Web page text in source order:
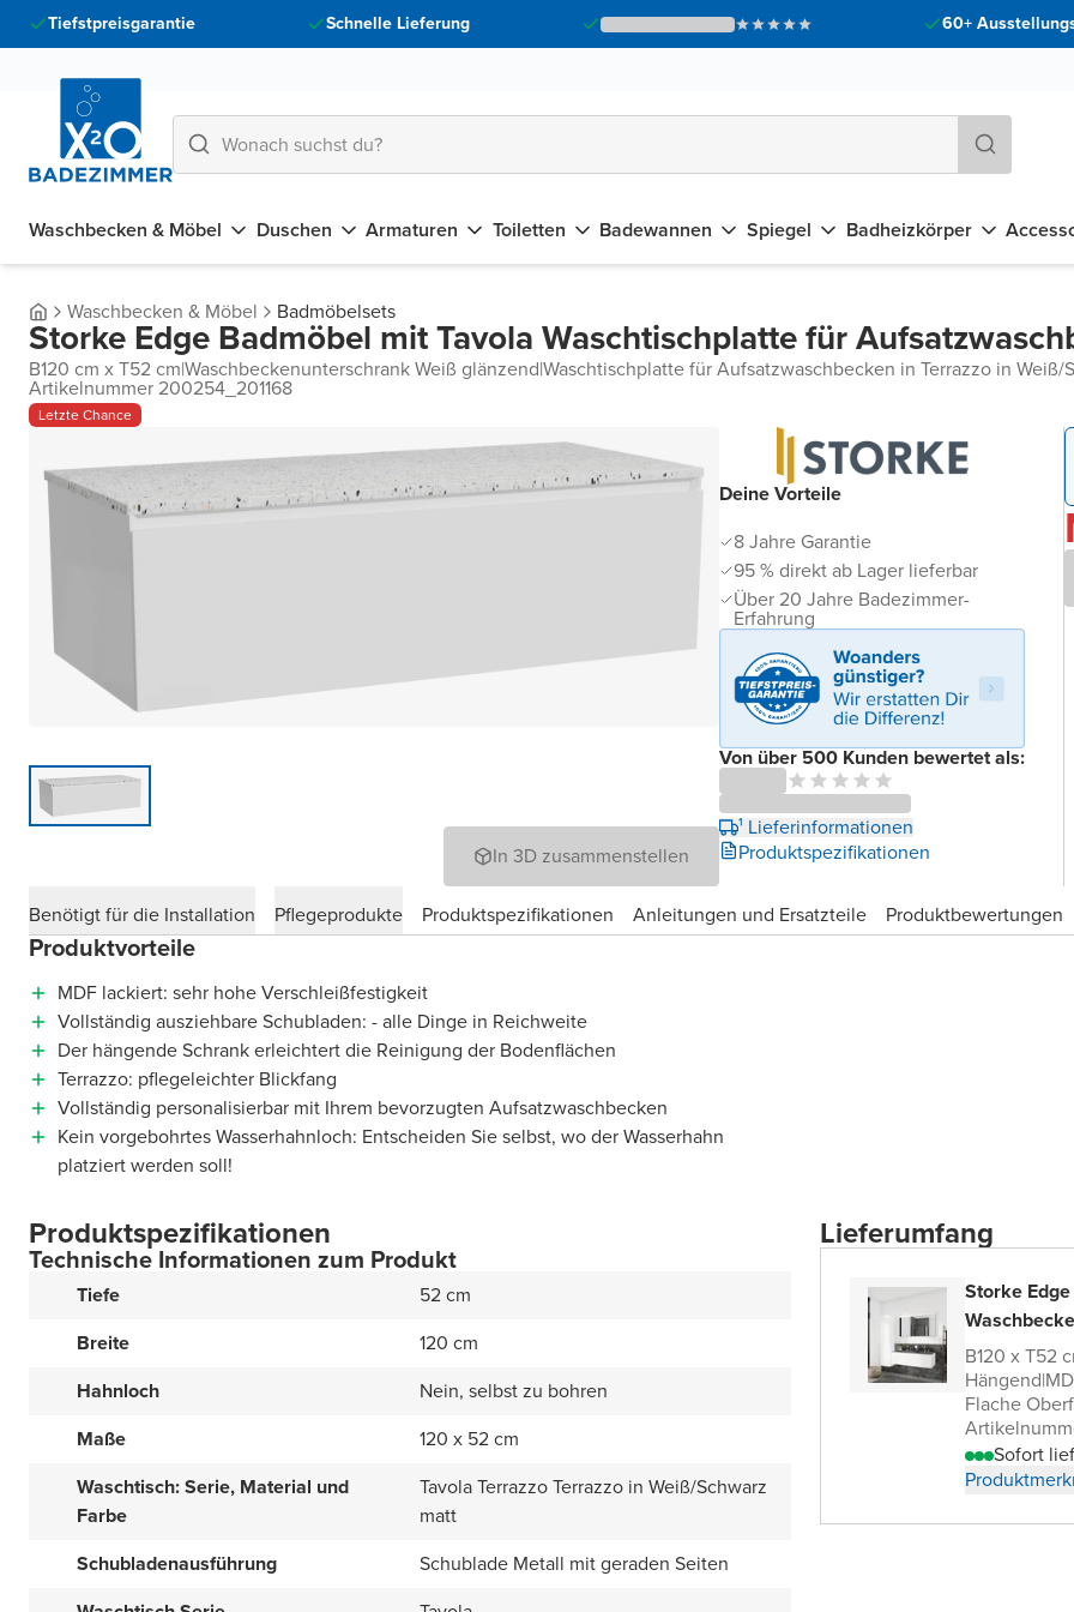
Tiefstpreisgarantie Schnelle Lieferung 60+
Waschbecken & Möbel Duschen Armaturen Toiletten Badewannen Spiegel Badheizkörper
Waschbecken & Möbel Badmöbelsets
Storke Edge Badmöbel mit Tavola Waschtischplatte für
B120 cm x T52 cm|Waschbeckenunterschrank Weiß glänzend|Waschtischplatte für Aufsatzwaschbecken in Terrazzo in Weiß/
Artikelnummer 200254_201168
Letzte Chance
In 3D zusammenstellen
Deine Vorteile
8 Jahre Garantie
95 % direkt ab Lager lieferbar
Über 20 Jahre Badezimmer-
Erfahrung
Von über 500 Kunden bewertet als:
¹ Lieferinformationen
Produktspezifikationen
Benötigt für die Installation Pflegeprodukte Produktspezifikationen Anleitungen und Ersatzteile Produktbewertungen
Produktvorteile
MDF lackiert: sehr hohe Verschleißfestigkeit
Vollständig ausziehbare Schubladen: - alle Dinge in Reichweite
Der hängende Schrank erleichtert die Reinigung der Bodenflächen
Terrazzo: pflegeleichter Blickfang
Vollständig personalisierbar mit Ihrem bevorzugten Aufsatzwaschbecken
Kein vorgebohrtes Wasserhahnloch: Entscheiden Sie selbst, wo der Wasserhahn
platziert werden soll!
Produktspezifikationen
Technische Informationen zum Produkt
Tiefe
52 cm
Breite
120 cm
Hahnloch
Nein, selbst zu bohren
Maße
120 x 52 cm
Waschtisch: Serie, Material und
Farbe
Tavola Terrazzo Terrazzo in Weiß/Schwarz
matt
Schubladenausführung
Schublade Metall mit geraden Seiten
Lieferumfang
Storke Edge
B120 x T52
Hängend|
Flache
Sofort